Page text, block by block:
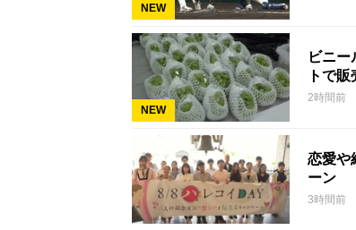
NEW
NEW
ビニ
トで
2時間前
恋愛や
ーン
3時間前